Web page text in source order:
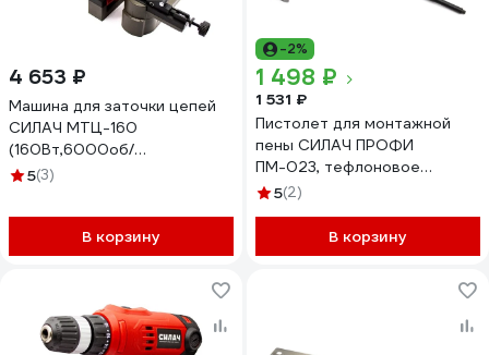
4 653 ₽
Машина для заточки цепей
СИЛАЧ МТЦ-160
(160Вт,6000об/
мин,диск100х10х3,5мм) (1/6)
5(3)
В корзину
-2%
1 498 ₽
1 531 ₽
Пистолет для монтажной
пены СИЛАЧ ПРОФИ
ПМ-023, тефлоновое
покрытие, обрезиненная
5(2)
В корзину